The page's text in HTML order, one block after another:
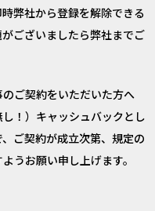
弊社から登録を解除できる
ございましたら弊社までご
ご契約をいただいた方へ
！）キャッシュバックとし
ご契約が成立次第、規定の
うお願い申し上げます。